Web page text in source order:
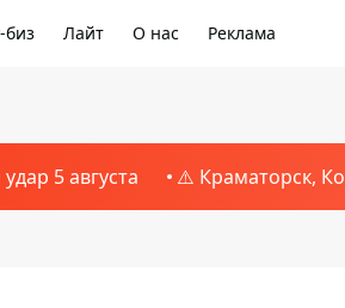
Лайт О нас Реклама
5 августа ⚠️ Краматорск,